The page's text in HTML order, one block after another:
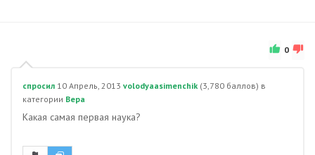
0
спросил 10 Апрель, 2013 volodyaasimenchik (3,780 баллов) в
категории Вера
Какая самая первая наука?